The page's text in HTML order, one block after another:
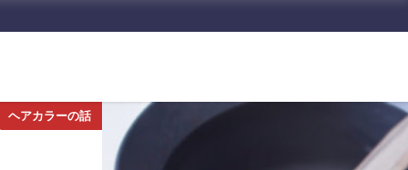
ヘアカラーの話